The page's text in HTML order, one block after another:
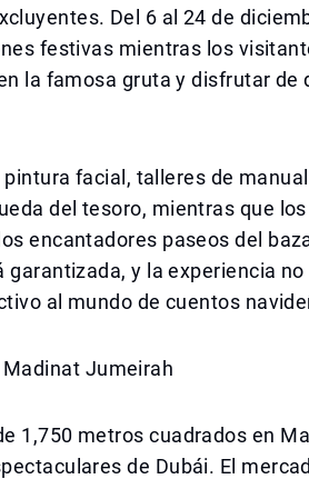
Del 6 al 24 de
festivas mientras los
la famosa gruta y disfrutar de
facial, talleres de
del tesoro, mientras que
encantadores paseos del
y la experiencia no
al mundo de cuentos
Jumeirah
1,750 metros cuadrados en
de Dubái. El